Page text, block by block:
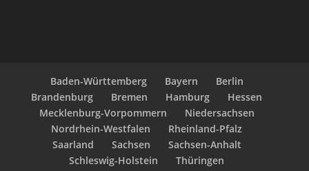
Baden-Württemberg Bayern
Berlin
Brandenburg
Bremen Hamburg
Hessen
Mecklenburg-Vorpommern
Niedersachsen
Nordrhein-Westfalen
Rheinland-Pfalz
Saarland
Sachsen
Sachsen-Anhalt
Schleswig-Holstein
Thüringen